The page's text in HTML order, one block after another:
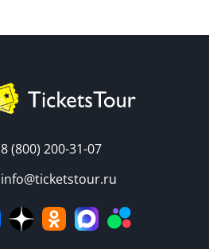
8 (800) 200-31-07
info@ticketstour.ru